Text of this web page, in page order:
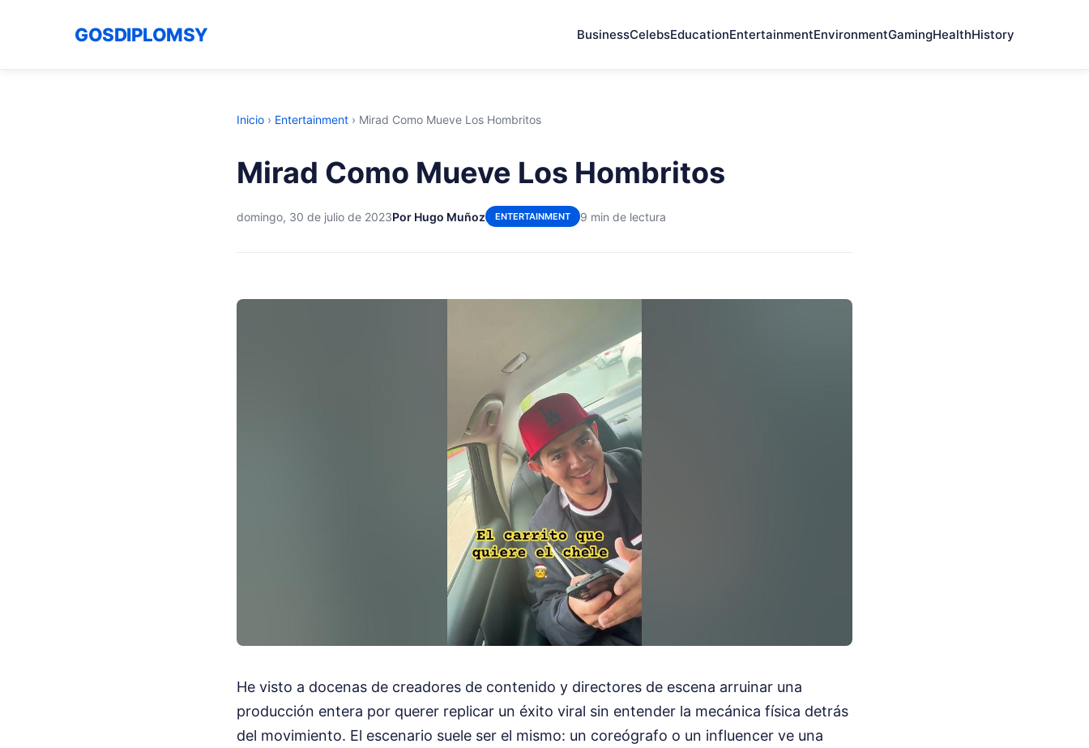
GOSDIPLOMSY BusinessCelebsEducationEntertainmentEnvironmentGamingHealthHistory
Inicio › Entertainment › Mirad Como Mueve Los Hombritos
Mirad Como Mueve Los Hombritos
domingo, 30 de julio de 2023Por Hugo Muñoz ENTERTAINMENT 9 min de lectura
He visto a docenas de creadores de contenido y directores de escena arruinar una
producción entera por querer replicar un éxito viral sin entender la mecánica física detrás
del movimiento. El escenario suele ser el mismo: un coreógrafo o un influencer ve una